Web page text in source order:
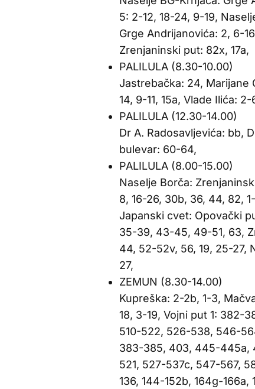
5: 2-12, 18-24, 9-19,
Grge Andrijanovića: 2, 6-
Zrenjaninski put: 82x, 17a,
PALILULA (8.30-10.00)
Jastrebačka: 24, Marijane
14, 9-11, 15a, Vlade Ilića:
PALILULA (12.30-14.00)
Dr A. Radosavljevića: bb,
bulevar: 60-64,
PALILULA (8.00-15.00)
Naselje Borča:
8, 16-26, 30b, 36, 44, 82,
Japanski cvet: Opovački
35-39, 43-45, 49-51, 63,
44, 52-52v, 56, 19, 25-27,
27,
ZEMUN (8.30-14.00)
Kupreška: 2-2b, 1-3,
18, 3-19, Vojni put 1:
510-522, 526-538, 546-
383-385, 403, 445-445a,
521, 527-537c, 547-567,
136, 144-152b, 164g-